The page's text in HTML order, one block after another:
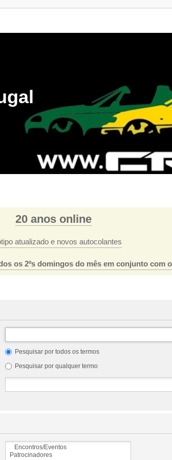
20 anos online
atualizado e novos autocolantes
os 2ºs domingos do mês em conjunto com
Pesquisar por todos os termos
Pesquisar por qualquer termo